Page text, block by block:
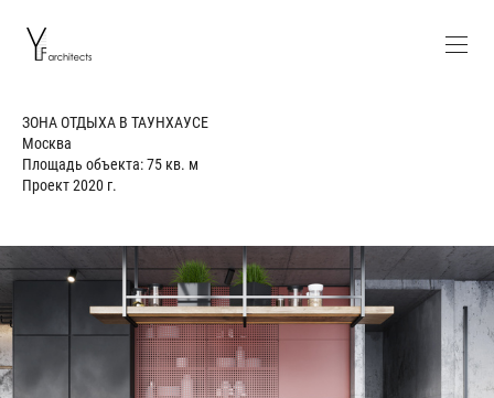
ЗОНА ОТДЫХА В ТАУНХАУСЕ
Москва
Площадь объекта: 75 кв. м
Проект 2020 г.